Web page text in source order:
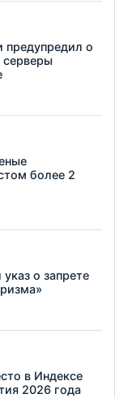
предупредил о
серверы
более 2
о запрете
в Индексе
2026 года